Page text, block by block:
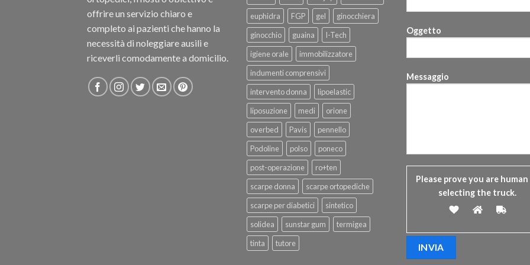
offrire un servizio chiaro e
completo ai pazienti che hanno la
necessità di noleggiare ausili e
riceverli comodamente a domicilio.
euphidra
FGP gel
ginocchiera
ginocchio
guaina
I-Tech
igiene orale
immobilizzatore
indumenti comprensivi
intervento donna
lipoelastic
liposuzione
medi
orione
overbed
Pavis
pennello
Podoline
polso
poneco
post-operazione
ro+ten
scarpe donna
scarpe ortopediche
scarpe per diabetici
sintetico
solidea
sunstar gum
termigea
tinta
tutore
Oggetto
Messaggio
Please prove you are human
selecting the truck.